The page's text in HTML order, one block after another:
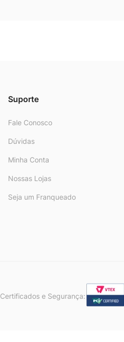
Suporte
Fale Conosco
Dúvidas
Minha Conta
Nossas Lojas
Seja um Franqueado
Certificados e Segurança: